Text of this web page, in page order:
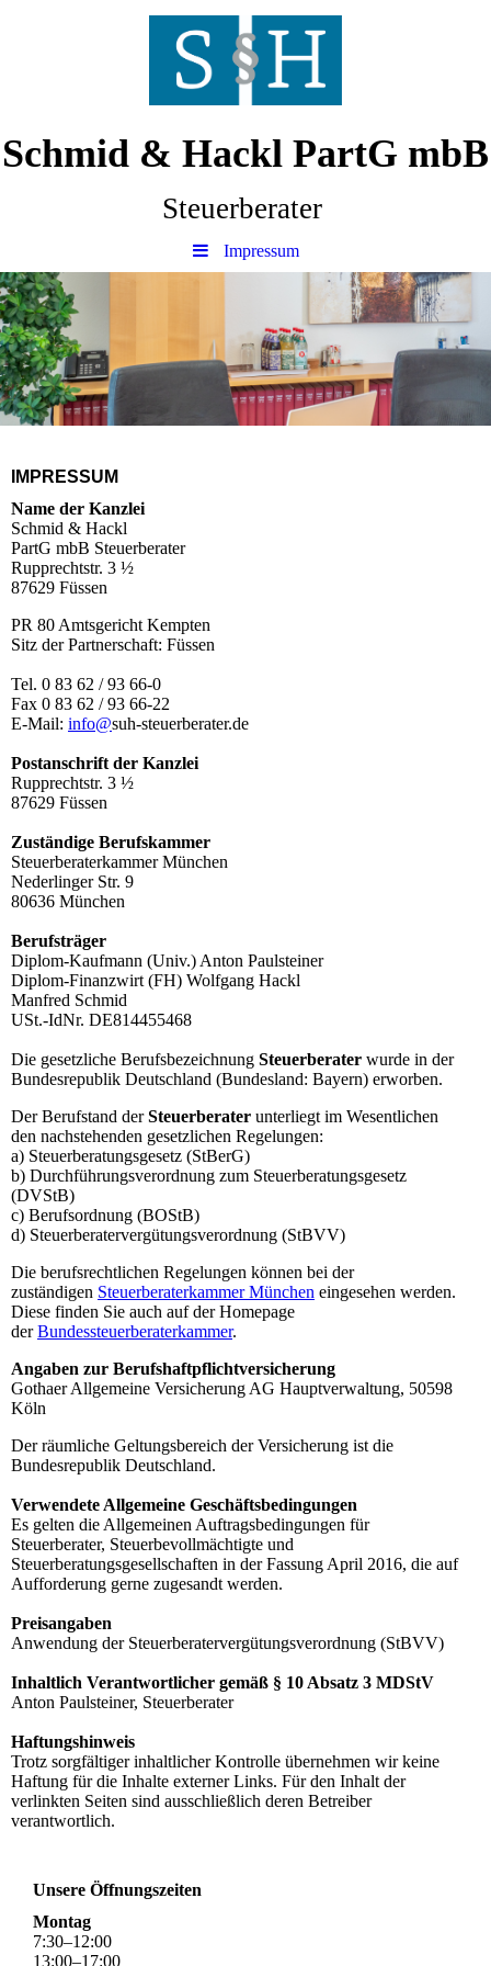
Schmid & Hackl PartG mbB
Steuerberater
Impressum
IMPRESSUM
Name der Kanzlei
Schmid & Hackl
PartG mbB Steuerberater
Rupprechtstr. 3 ½
87629 Füssen
PR 80 Amtsgericht Kempten
Sitz der Partnerschaft: Füssen
Tel. 0 83 62 / 93 66-0
Fax 0 83 62 / 93 66-22
E-Mail: info@suh-steuerberater.de
Postanschrift der Kanzlei
Rupprechtstr. 3 ½
87629 Füssen
Zuständige Berufskammer
Steuerberaterkammer München
Nederlinger Str. 9
80636 München
Berufsträger
Diplom-Kaufmann (Univ.) Anton Paulsteiner
Diplom-Finanzwirt (FH) Wolfgang Hackl
Manfred Schmid
USt.-IdNr. DE814455468
Die gesetzliche Berufsbezeichnung Steuerberater wurde in der
Bundesrepublik Deutschland (Bundesland: Bayern) erworben.
Der Berufstand derSteuerberater unterliegt im Wesentlichen
den nachstehenden gesetzlichen Regelungen:
a) Steuerberatungsgesetz (StBerG)
b) Durchführungsverordnung zum Steuerberatungsgesetz
(DVStB)
c) Berufsordnung (BOStB)
d) Steuerberatervergütungsverordnung (StBVV)
Die berufsrechtlichen Regelungen können bei der
zuständigen Steuerberaterkammer München eingesehen werden.
Diese finden Sie auch auf der Homepage
derBundessteuerberaterkammer.
Angaben zur Berufshaftpflichtversicherung
Gothaer Allgemeine Versicherung AG Hauptverwaltung, 50598
Köln
Der räumliche Geltungsbereich der Versicherung ist die
Bundesrepublik Deutschland.
Verwendete Allgemeine Geschäftsbedingungen
Es gelten die Allgemeinen Auftragsbedingungen für
Steuerberater, Steuerbevollmächtigte und
Steuerberatungsgesellschaften in der Fassung April 2016, die auf
Aufforderung gerne zugesandt werden.
Preisangaben
Anwendung der Steuerberatervergütungsverordnung (StBVV)
Inhaltlich Verantwortlicher gemäß § 10 Absatz 3 MDStV
Anton Paulsteiner, Steuerberater
Haftungshinweis
Trotz sorgfältiger inhaltlicher Kontrolle übernehmen wir keine
Haftung für die Inhalte externer Links. Für den Inhalt der
verlinkten Seiten sind ausschließlich deren Betreiber
verantwortlich.
Unsere Öffnungszeiten
Montag
7:30–12:00
13:00–17:00